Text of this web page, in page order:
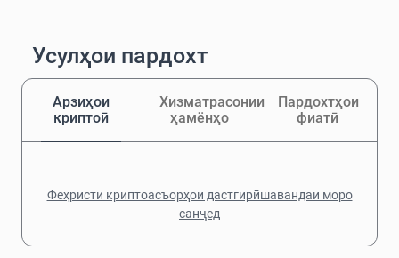
Усулҳои пардохт
Арзиҳои
криптоӣ
Хизматрасонии
ҳамёнҳо
Пардохтҳои
фиатӣ
Феҳристи криптоасъорҳои дастгирӣшавандаи моро
санҷед